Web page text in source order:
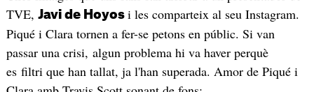
TVE, Javi de Hoyos i les comparteix al seu Instagram.
Piqué i Clara tornen a fer-se petons en públic. Si van
passar una crisi, algun problema hi va haver perquè
es filtri que han tallat, ja l'han superada. Amor de Piqué i